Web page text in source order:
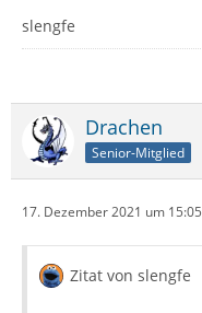
slengfe
Drachen
Senior-Mitglied
17. Dezember 2021 um 15:05
Zitat von slengfe